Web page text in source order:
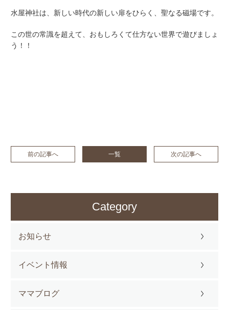
水屋神社は、新しい時代の新しい扉をひらく、聖なる磁場です。
この世の常識を超えて、おもしろくて仕方ない世界で遊びましょ
う！！
前の記事へ 一覧 次の記事へ
Category
お知らせ
イベント情報
ママブログ